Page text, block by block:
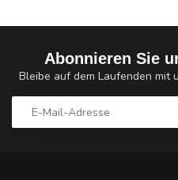
Abonnieren Sie
Bleibe auf dem Laufenden